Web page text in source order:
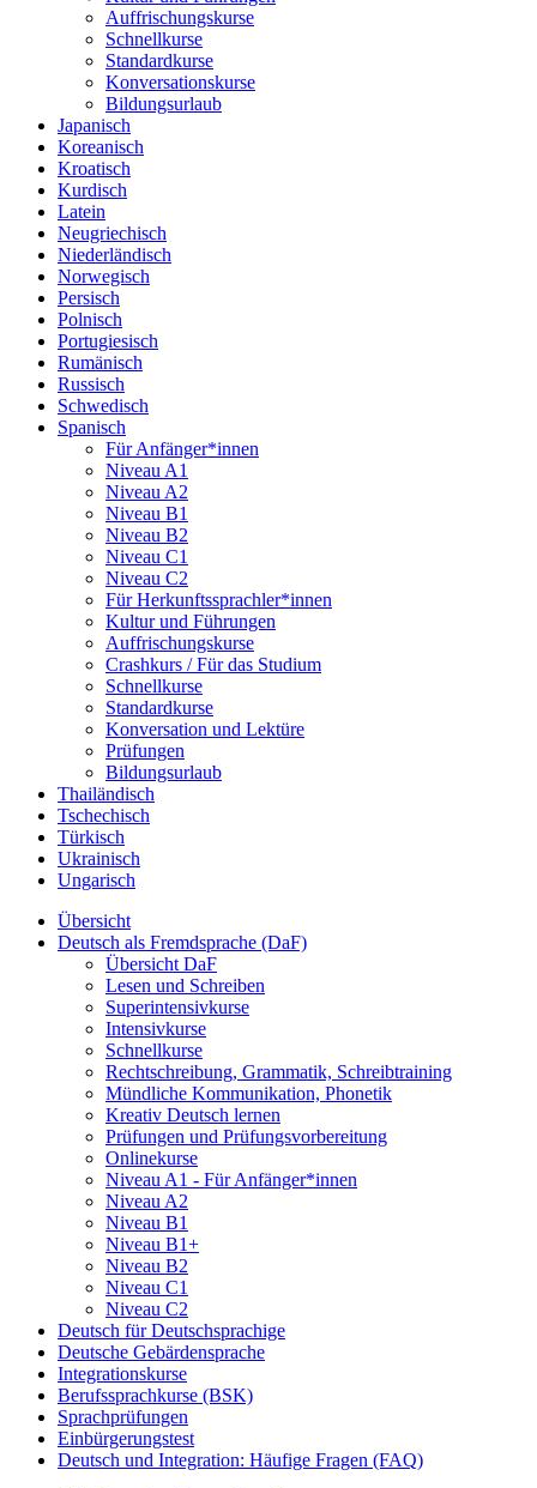
Auffrischungskurse
Schnellkurse
Standardkurse
Konversationskurse
Bildungsurlaub
Japanisch
Koreanisch
Kroatisch
Kurdisch
Latein
Neugriechisch
Niederländisch
Norwegisch
Persisch
Polnisch
Portugiesisch
Rumänisch
Russisch
Schwedisch
Spanisch
Für Anfänger*innen
Niveau A1
Niveau A2
Niveau B1
Niveau B2
Niveau C1
Niveau C2
Für Herkunftssprachler*innen
Kultur und Führungen
Auffrischungskurse
Crashkurs / Für das Studium
Schnellkurse
Standardkurse
Konversation und Lektüre
Prüfungen
Bildungsurlaub
Thailändisch
Tschechisch
Türkisch
Ukrainisch
Ungarisch
Übersicht
Deutsch als Fremdsprache (DaF)
Übersicht DaF
Lesen und Schreiben
Superintensivkurse
Intensivkurse
Schnellkurse
Rechtschreibung, Grammatik, Schreibtraining
Mündliche Kommunikation, Phonetik
Kreativ Deutsch lernen
Prüfungen und Prüfungsvorbereitung
Onlinekurse
Niveau A1 - Für Anfänger*innen
Niveau A2
Niveau B1
Niveau B1+
Niveau B2
Niveau C1
Niveau C2
Deutsch für Deutschsprachige
Deutsche Gebärdensprache
Integrationskurse
Berufssprachkurse (BSK)
Sprachprüfungen
Einbürgerungstest
Deutsch und Integration: Häufige Fragen (FAQ)